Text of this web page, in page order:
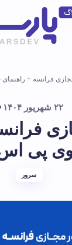
فرانسه +
۲۲ شهریور ۱۴۰۴
پی
سرور